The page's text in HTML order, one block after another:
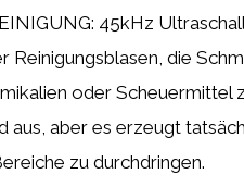
45kHz
Reinigungsblasen, die
oder Scheuermittel
aus, aber es erzeugt
zu durchdringen.